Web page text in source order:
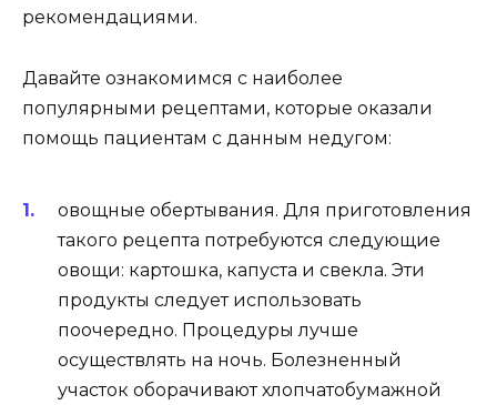
рекомендациями.
Давайте ознакомимся с наиболее
популярными рецептами, которые оказали
помощь пациентам с данным недугом:
овощные обертывания. Для приготовления
такого рецепта потребуются следующие
овощи: картошка, капуста и свекла. Эти
продукты следует использовать
поочередно. Процедуры лучше
осуществлять на ночь. Болезненный
участок оборачивают хлопчатобумажной